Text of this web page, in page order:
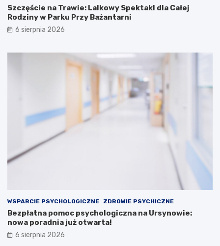
Szczęście na Trawie: Lalkowy Spektakl dla Całej
Rodziny w Parku Przy Bażantarni
6 sierpnia 2026
WSPARCIE PSYCHOLOGICZNE ZDROWIE PSYCHICZNE
Bezpłatna pomoc psychologiczna na Ursynowie:
nowa poradnia już otwarta!
6 sierpnia 2026